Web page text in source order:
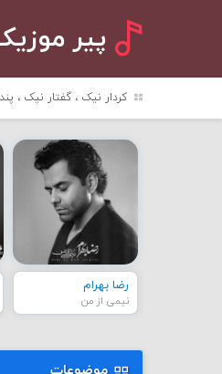
پیر
کردار نیک ، گفتار نیک ،
رضا بهرام
نیمی از من